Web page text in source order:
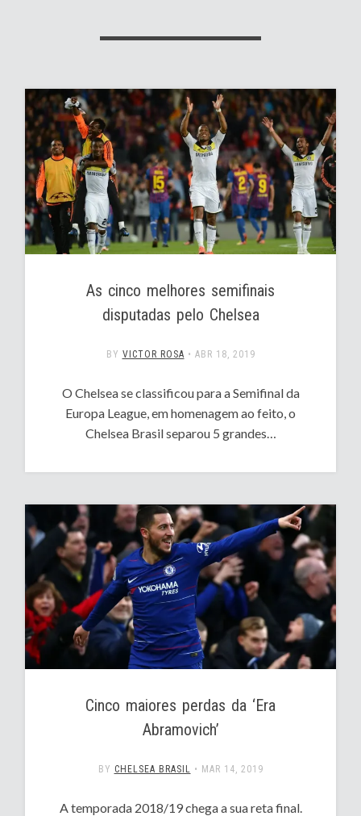
As cinco melhores semifinais
disputadas pelo Chelsea
BY VICTOR ROSA • ABR 18, 2019
O Chelsea se classificou para a Semifinal da
Europa League, em homenagem ao feito, o
Chelsea Brasil separou 5 grandes…
Cinco maiores perdas da ‘Era
Abramovich’
BY CHELSEA BRASIL • MAR 14, 2019
A temporada 2018/19 chega a sua reta final.